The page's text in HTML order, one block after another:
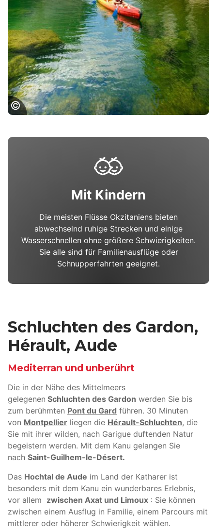
Mit Kindern
Die meisten Flüsse Okzitaniens bieten
abwechselnd ruhige Strecken und einige
Wasserschnellen ohne größere Schwierigkeiten.
Sie alle sind für Familienausflüge oder
Schnupperfahrten geeignet.
Schluchten des Gardon,
Hérault, Aude
Mediterran und unberührt
Die in der Nähe des Mittelmeers
gelegenen Schluchten des Gardon werden Sie bis
zum berühmten Pont du Gard führen. 30 Minuten
von Montpellier liegen die Hérault-Schluchten, die
Sie mit ihrer wilden, nach Garigue duftenden Natur
begeistern werden. Mit dem Kanu gelangen Sie
nach Saint-Guilhem-le-Désert.
Das Hochtal de Aude im Land der Katharer ist
besonders mit dem Kanu ein wunderbares Erlebnis,
vor allem zwischen Axat und Limoux : Sie können
zwischen einem Ausflug in Familie, einem Parcours mit
mittlerer oder höherer Schwierigkeit wählen.